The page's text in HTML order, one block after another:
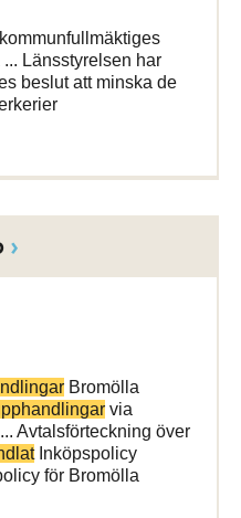
Länsstyrelsen har
beslut att minska de
Bromölla
via
Avtalsförteckning över
Inköpspolicy
för Bromölla